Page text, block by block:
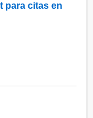
para citas en